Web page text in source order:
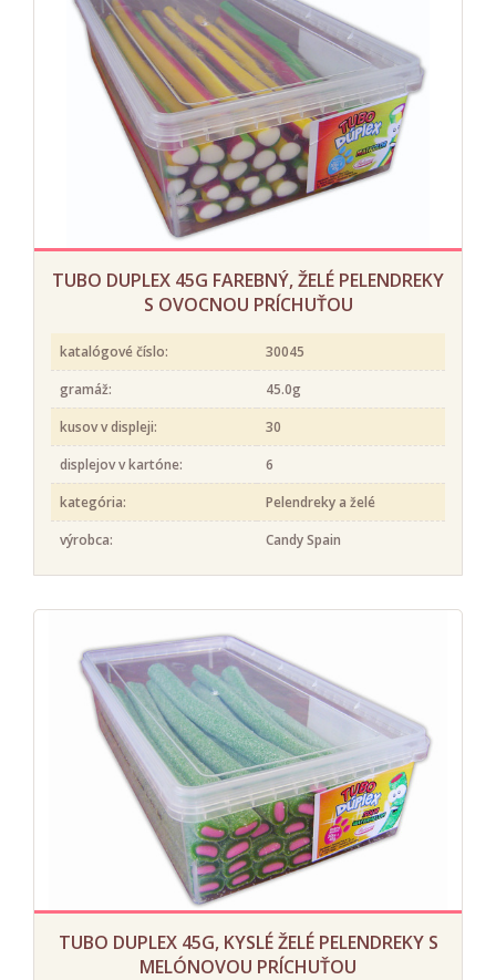
TUBO DUPLEX 45G FAREBNÝ, ŽELÉ PELENDREKY
S OVOCNOU PRÍCHUŤOU
katalógové číslo:
30045
gramáž:
45.0g
kusov v displeji:
30
displejov v kartóne:
6
kategória:
Pelendreky a želé
výrobca:
Candy Spain
TUBO DUPLEX 45G, KYSLÉ ŽELÉ PELENDREKY S
MELÓNOVOU PRÍCHUŤOU